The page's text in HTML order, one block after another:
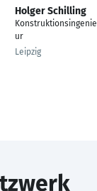
Holger Schilling
Konstruktionsingenie
ur
Leipzig